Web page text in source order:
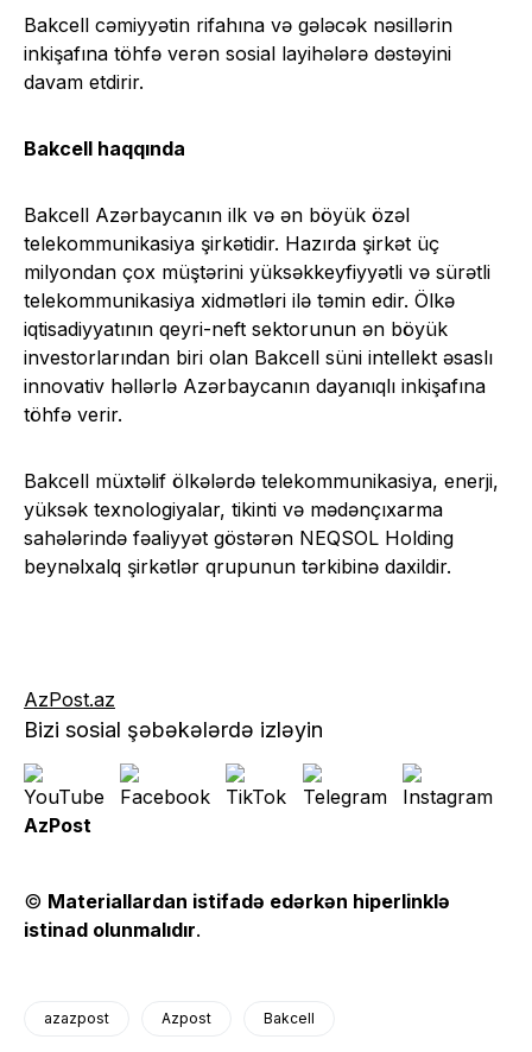
Bakcell cəmiyyətin rifahına və gələcək nəsillərin
inkişafına töhfə verən sosial layihələrə dəstəyini
davam etdirir.
Bakcell haqqında
Bakcell Azərbaycanın ilk və ən böyük özəl
telekommunikasiya şirkətidir. Hazırda şirkət üç
milyondan çox müştərini yüksəkkeyfiyyətli və sürətli
telekommunikasiya xidmətləri ilə təmin edir. Ölkə
iqtisadiyyatının qeyri-neft sektorunun ən böyük
investorlarından biri olan Bakcell süni intellekt əsaslı
innovativ həllərlə Azərbaycanın dayanıqlı inkişafına
töhfə verir.
Bakcell müxtəlif ölkələrdə telekommunikasiya, enerji,
yüksək texnologiyalar, tikinti və mədənçıxarma
sahələrində fəaliyyət göstərən NEQSOL Holding
beynəlxalq şirkətlər qrupunun tərkibinə daxildir.
AzPost.az
Bizi sosial şəbəkələrdə izləyin
AzPost
© Materiallardan istifadə edərkən hiperlinklə
istinad olunmalıdır.
azazpost Azpost Bakcell